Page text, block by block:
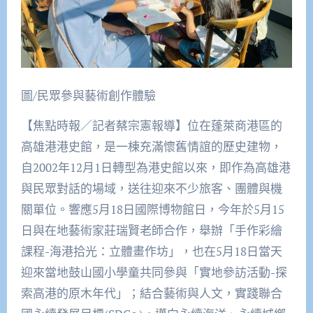
圖/民眾參與藝術創作體驗
【焦點時報／記者蔡宗憲報導】位在蓬萊商港區的
高雄港港史館，是一棟充滿懷舊情誼的歷史建物，
自2002年12月1日轉型為港史館以來，即作為高雄港
與民眾對話的場域，送往迎來不少旅客、團體與機
關單位。響應5月18日國際博物館日，今年於5月15
日與在地藝術家莊瑞賢老師合作，舉辦「手作彩繪
課程-海港拾光：立體畫作坊」，也在5月18日當天
迎來當地鼓山國小學童共同參與「實地參訪活動-探
索高港的原木年代」；結合藝術與人文，實踐聯合